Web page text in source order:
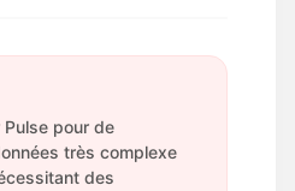
Pulse pour de
très complexe
des